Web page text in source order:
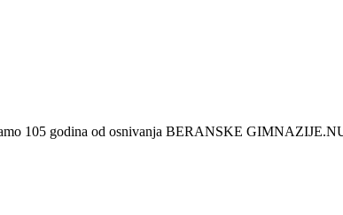
105 godina od osnivanja BERANSKE